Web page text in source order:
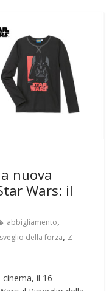
nuova
Wars: il
abbigliamento,
della forza, Z
il 16